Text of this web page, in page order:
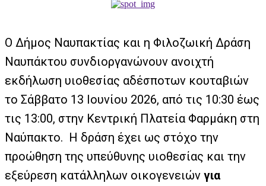
Ο Δήμος Ναυπακτίας και η Φιλοζωική Δράση
Ναυπάκτου συνδιοργανώνουν ανοιχτή
εκδήλωση υιοθεσίας αδέσποτων κουταβιών
το Σάββατο 13 Ιουνίου 2026, από τις 10:30 έως
τις 13:00, στην Κεντρική Πλατεία Φαρμάκη στη
Ναύπακτο. Η δράση έχει ως στόχο την
προώθηση της υπεύθυνης υιοθεσίας και την
εξεύρεση κατάλληλων οικογενειών για